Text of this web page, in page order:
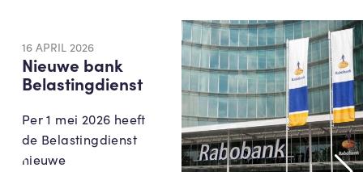
16 APRIL 2026
Nieuwe bank
Belastingdienst
Per 1 mei 2026 heeft
de Belastingdienst
nieuwe